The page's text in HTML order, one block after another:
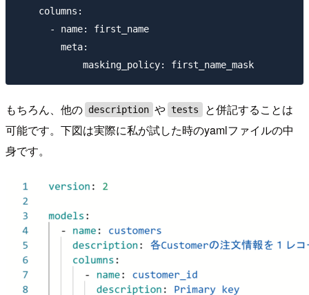
    columns:
      - name: first_name
        meta:
もちろん、他の description や tests
と併記することは
可能です。下図は実際に私が試した時のyamlファイルの中
身です。